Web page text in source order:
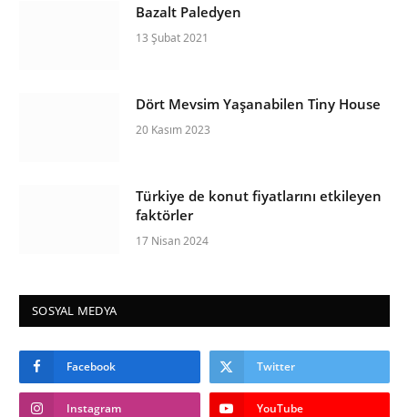
Bazalt Paledyen
13 Şubat 2021
Dört Mevsim Yaşanabilen Tiny House
20 Kasım 2023
Türkiye de konut fiyatlarını etkileyen
faktörler
17 Nisan 2024
SOSYAL MEDYA
Facebook Twitter
Instagram YouTube